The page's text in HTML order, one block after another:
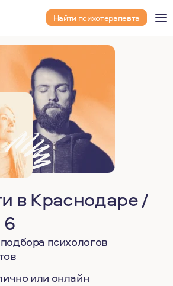
Найти психотерапевта
в Краснодаре /
психологов
или онлайн